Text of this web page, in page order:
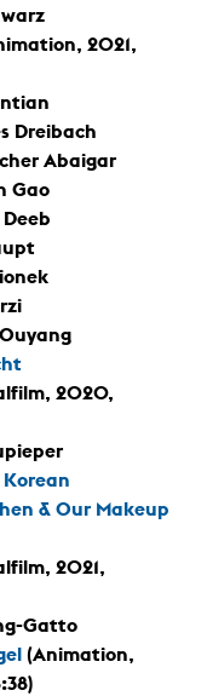
2021,
Dreibach
Abaigar
Gao
2020,
& Our Makeup
2021,
Gatto
(Animation,